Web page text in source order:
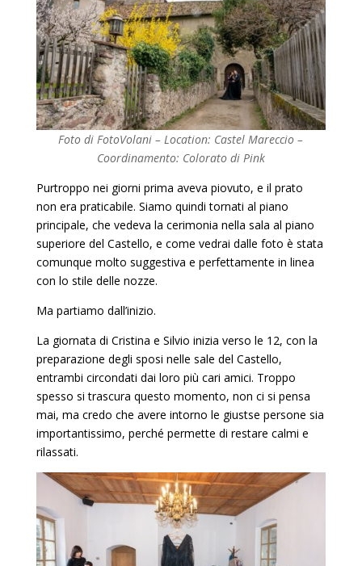
Foto di FotoVolani – Location: Castel Mareccio –
Coordinamento: Colorato di Pink
Purtroppo nei giorni prima aveva piovuto, e il prato
non era praticabile. Siamo quindi tornati al piano
principale, che vedeva la cerimonia nella sala al piano
superiore del Castello, e come vedrai dalle foto è stata
comunque molto suggestiva e perfettamente in linea
con lo stile delle nozze.
Ma partiamo dall’inizio.
La giornata di Cristina e Silvio inizia verso le 12, con la
preparazione degli sposi nelle sale del Castello,
entrambi circondati dai loro più cari amici. Troppo
spesso si trascura questo momento, non ci si pensa
mai, ma credo che avere intorno le giustse persone sia
importantissimo, perché permette di restare calmi e
rilassati.